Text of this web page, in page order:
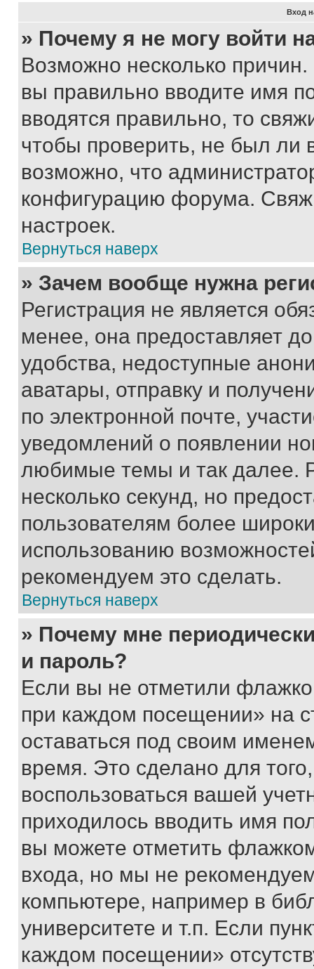
Вход
» Почему я не могу войти
Возможно несколько
вы правильно вводите имя
вводятся правильно, то
чтобы проверить, не был ли
возможно, что
конфигурацию форума.
настроек.
Вернуться наверх
» Зачем вообще нужна
Регистрация не является
менее, она предоставляет
удобства, недоступные
аватары, отправку и
по электронной почте,
уведомлений о появлении
любимые темы и так далее.
несколько секунд, но
пользователям более
использованию
рекомендуем это сделать.
Вернуться наверх
» Почему мне
и пароль?
Если вы не отметили
при каждом посещении» на
оставаться под своим
время. Это сделано для
воспользоваться вашей
приходилось вводить имя
вы можете отметить
входа, но мы не
компьютере, например в
университете и т.п. Если
каждом посещении»